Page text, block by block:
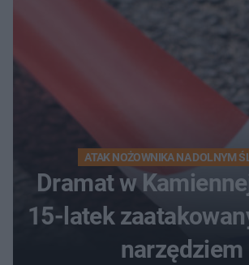
ATAK NOŻOWNIKA NA DOLNYM
Dramat w
15-latek
narzędziem